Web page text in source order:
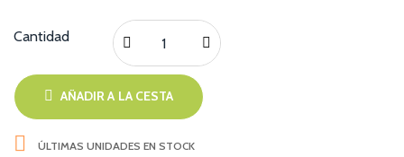
Cantidad
AÑADIR A LA CESTA
 ÚLTIMAS UNIDADES EN STOCK